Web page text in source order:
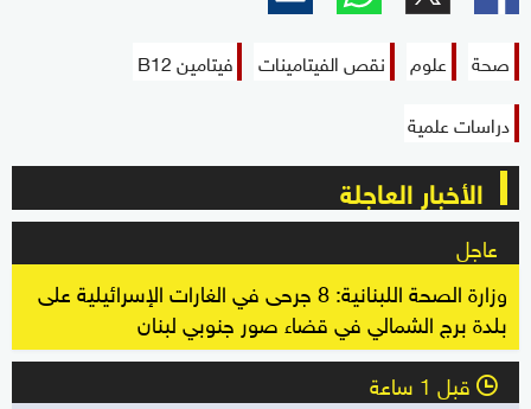
صحة علوم نقص الفيتامينات
فيتامين B12
دراسات علمية
الأخبار العاجلة
عاجل
وزارة الصحة اللبنانية: 8 جرحى في الغارات الإسرائيلية على
بلدة برج الشمالي في قضاء صور جنوبي لبنان
l قبل 1 ساعة